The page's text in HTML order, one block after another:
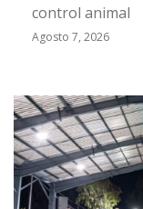
control animal
Agosto 7, 2026